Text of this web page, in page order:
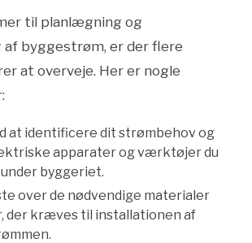
til planlægning og
byggestrøm, er der flere
at overveje. Her er nogle
at identificere dit strømbehov og
apparater og værktøjer du
byggeriet.
over de nødvendige materialer
der kræves til installationen af